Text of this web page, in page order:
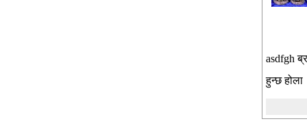
asdfgh
हुन्छ होला